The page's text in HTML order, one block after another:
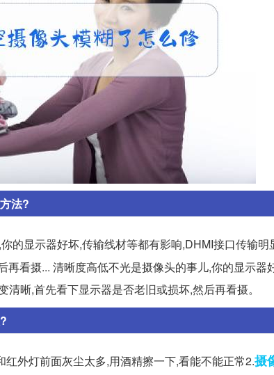
法?
的显示器好坏,传输线材等都有影响,DHMI接口传输
再看摄... 清晰度高低不光是摄像头的事儿,你的显示
晰,首先看下显示器是否老旧或损坏,然后再看摄。
红外灯前面灰尘太多,用酒精擦一下,看能不能正常2.摄